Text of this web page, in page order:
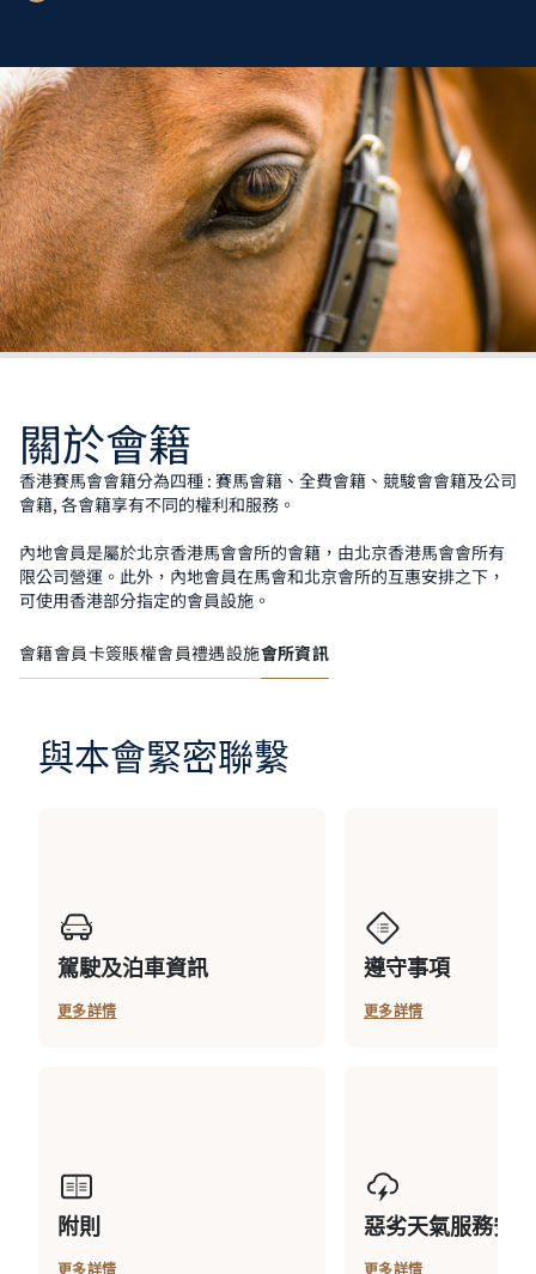
關於會籍
香港賽馬會會籍分為四種 : 賽馬會籍、全費會籍、競駿會會籍及公司
會籍, 各會籍享有不同的權利和服務。
內地會員是屬於北京香港馬會會所的會籍，由北京香港馬會會所有
限公司營運。此外，內地會員在馬會和北京會所的互惠安排之下，
可使用香港部分指定的會員設施。
會籍會員卡簽賬權會員禮遇設施會所資訊
與本會緊密聯繫
駕駛及泊車資訊
更多詳情
遵守事項
更多詳情
附則
更多詳情
惡劣天氣服務安排
更多詳情